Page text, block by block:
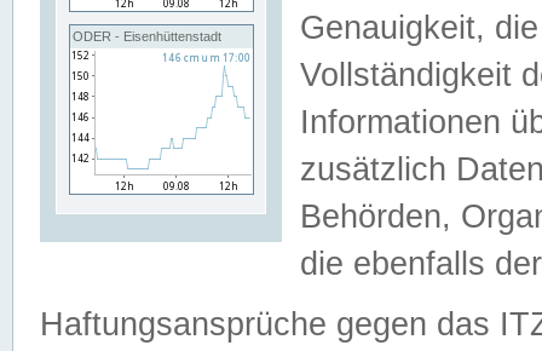
ODER - Eisenhüttenstadt
Genauigkeit,
Vollständigkeit
Informationen
zusätzlich
Behörden,
die ebenfalls
Haftungsansprüche gegen das